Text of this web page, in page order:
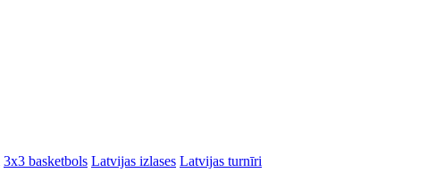
3x3 basketbols Latvijas izlases Latvijas turnīri